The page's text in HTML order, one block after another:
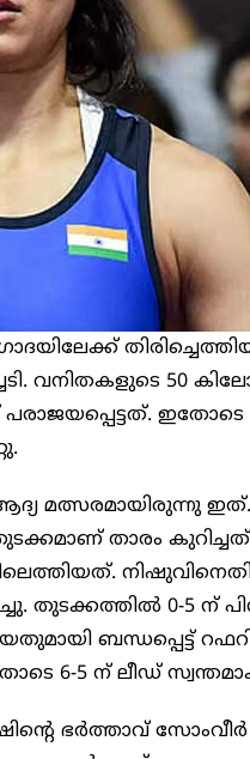
വനിതകളുടെ 50
ഇതോടെ
മത്സരമായിരുന്നു
താരം
0-5 ന്
ബന്ധപ്പെട്ട്
6-5 ന് ലീഡ്
ഭര്‍ത്താവ് സോംവീര്‍